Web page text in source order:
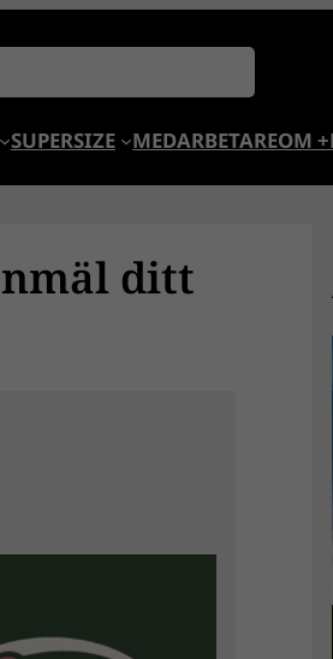
SUPERSIZE MEDARBETAREOM
ditt